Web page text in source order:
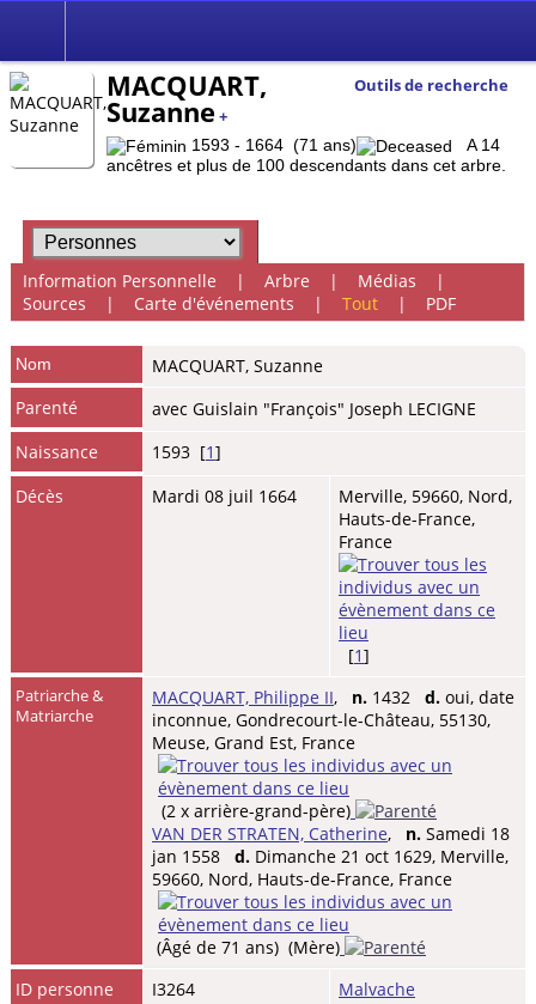
Outils de recherche
MACQUART,
Suzanne +
1593 - 1664 (71 ans)
A 14
ancêtres et plus de 100 descendants dans cet arbre.
Information Personnelle | Arbre | Médias |
Sources | Carte d'événements | Tout| PDF
Nom MACQUART, Suzanne
Parenté
avec Guislain "François" Joseph LECIGNE
Naissance
1593 [1]
Décès
Mardi 08 juil 1664
Merville, 59660, Nord,
Hauts-de-France,
France
[1]
Patriarche &
Matriarche
MACQUART, Philippe II, n. 1432 d. oui, date
inconnue, Gondrecourt-le-Château, 55130,
Meuse, Grand Est, France
(2 x arrière-grand-père)
VAN DER STRATEN, Catherine, n. Samedi 18
jan 1558 d. Dimanche 21 oct 1629, Merville,
59660, Nord, Hauts-de-France, France
(Âgé de 71 ans) (Mère)
ID personne
I3264
Malvache